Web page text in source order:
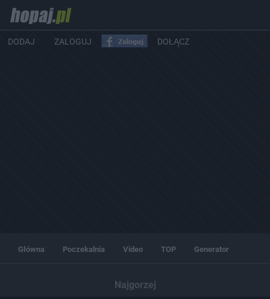
DODAJ ZALOGUJ DOŁĄCZ
Główna Poczekalnia Video TOP Generator
Najgorzej